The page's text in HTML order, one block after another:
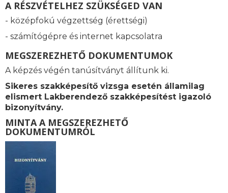
A RÉSZVÉTELHEZ SZÜKSÉGED VAN
- középfokú végzettség (érettségi)
- számítógépre és internet kapcsolatra
MEGSZEREZHETŐ DOKUMENTUMOK
A képzés végén tanúsítványt állítunk ki.
Sikeres szakképesítő vizsga esetén államilag
elismert Lakberendező szakképesítést igazoló
bizonyítvány.
MINTA A MEGSZEREZHETŐ
DOKUMENTUMRÓL